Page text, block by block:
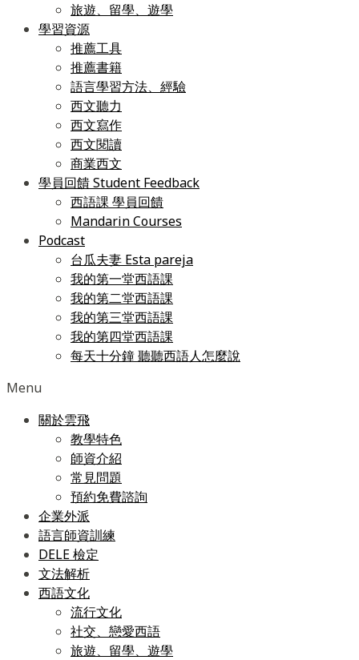
旅遊、留學、遊學
學習資源
推薦工具
推薦書籍
語言學習方法、經驗
西文聽力
西文寫作
西文閱讀
商業西文
學員回饋 Student Feedback
西語課 學員回饋
Mandarin Courses
Podcast
台瓜夫妻 Esta pareja
我的第一堂西語課
我的第二堂西語課
我的第三堂西語課
我的第四堂西語課
每天十分鐘 聽聽西語人怎麼說
Menu
關於雲飛
教學特色
師資介紹
常見問題
預約免費諮詢
企業外派
語言師資訓練
DELE 檢定
文法解析
西語文化
流行文化
社交、戀愛西語
旅遊、留學、遊學